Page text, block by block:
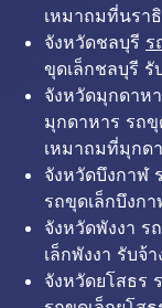
เหมาถมที่นรา
จังหวัดชลบุรี ร
ขุดเล็กชลบุรี รั
จังหวัดมุกดาห
มุกดาหาร รถ
เหมาถมที่มุกด
จังหวัดบึงกาฬ
รถขุดเล็กบึงก
จังหวัดพังงา ร
เล็กพังงา รับจ้
จังหวัดยโสธร